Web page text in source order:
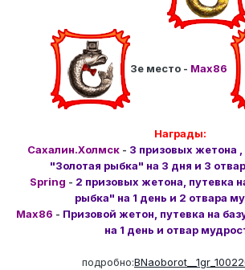
3е место - Max86
Награды:
Сахалин.Холмск - 3 призовых жетона ,
"Золотая рыбка" на 3 дня и 3
Spring - 2 призовых жетона, путевка
рыбка" на 1 день и 2 отвара
Max86 - Призовой жетон, путевка на
на 1 день и отвар
подробно: